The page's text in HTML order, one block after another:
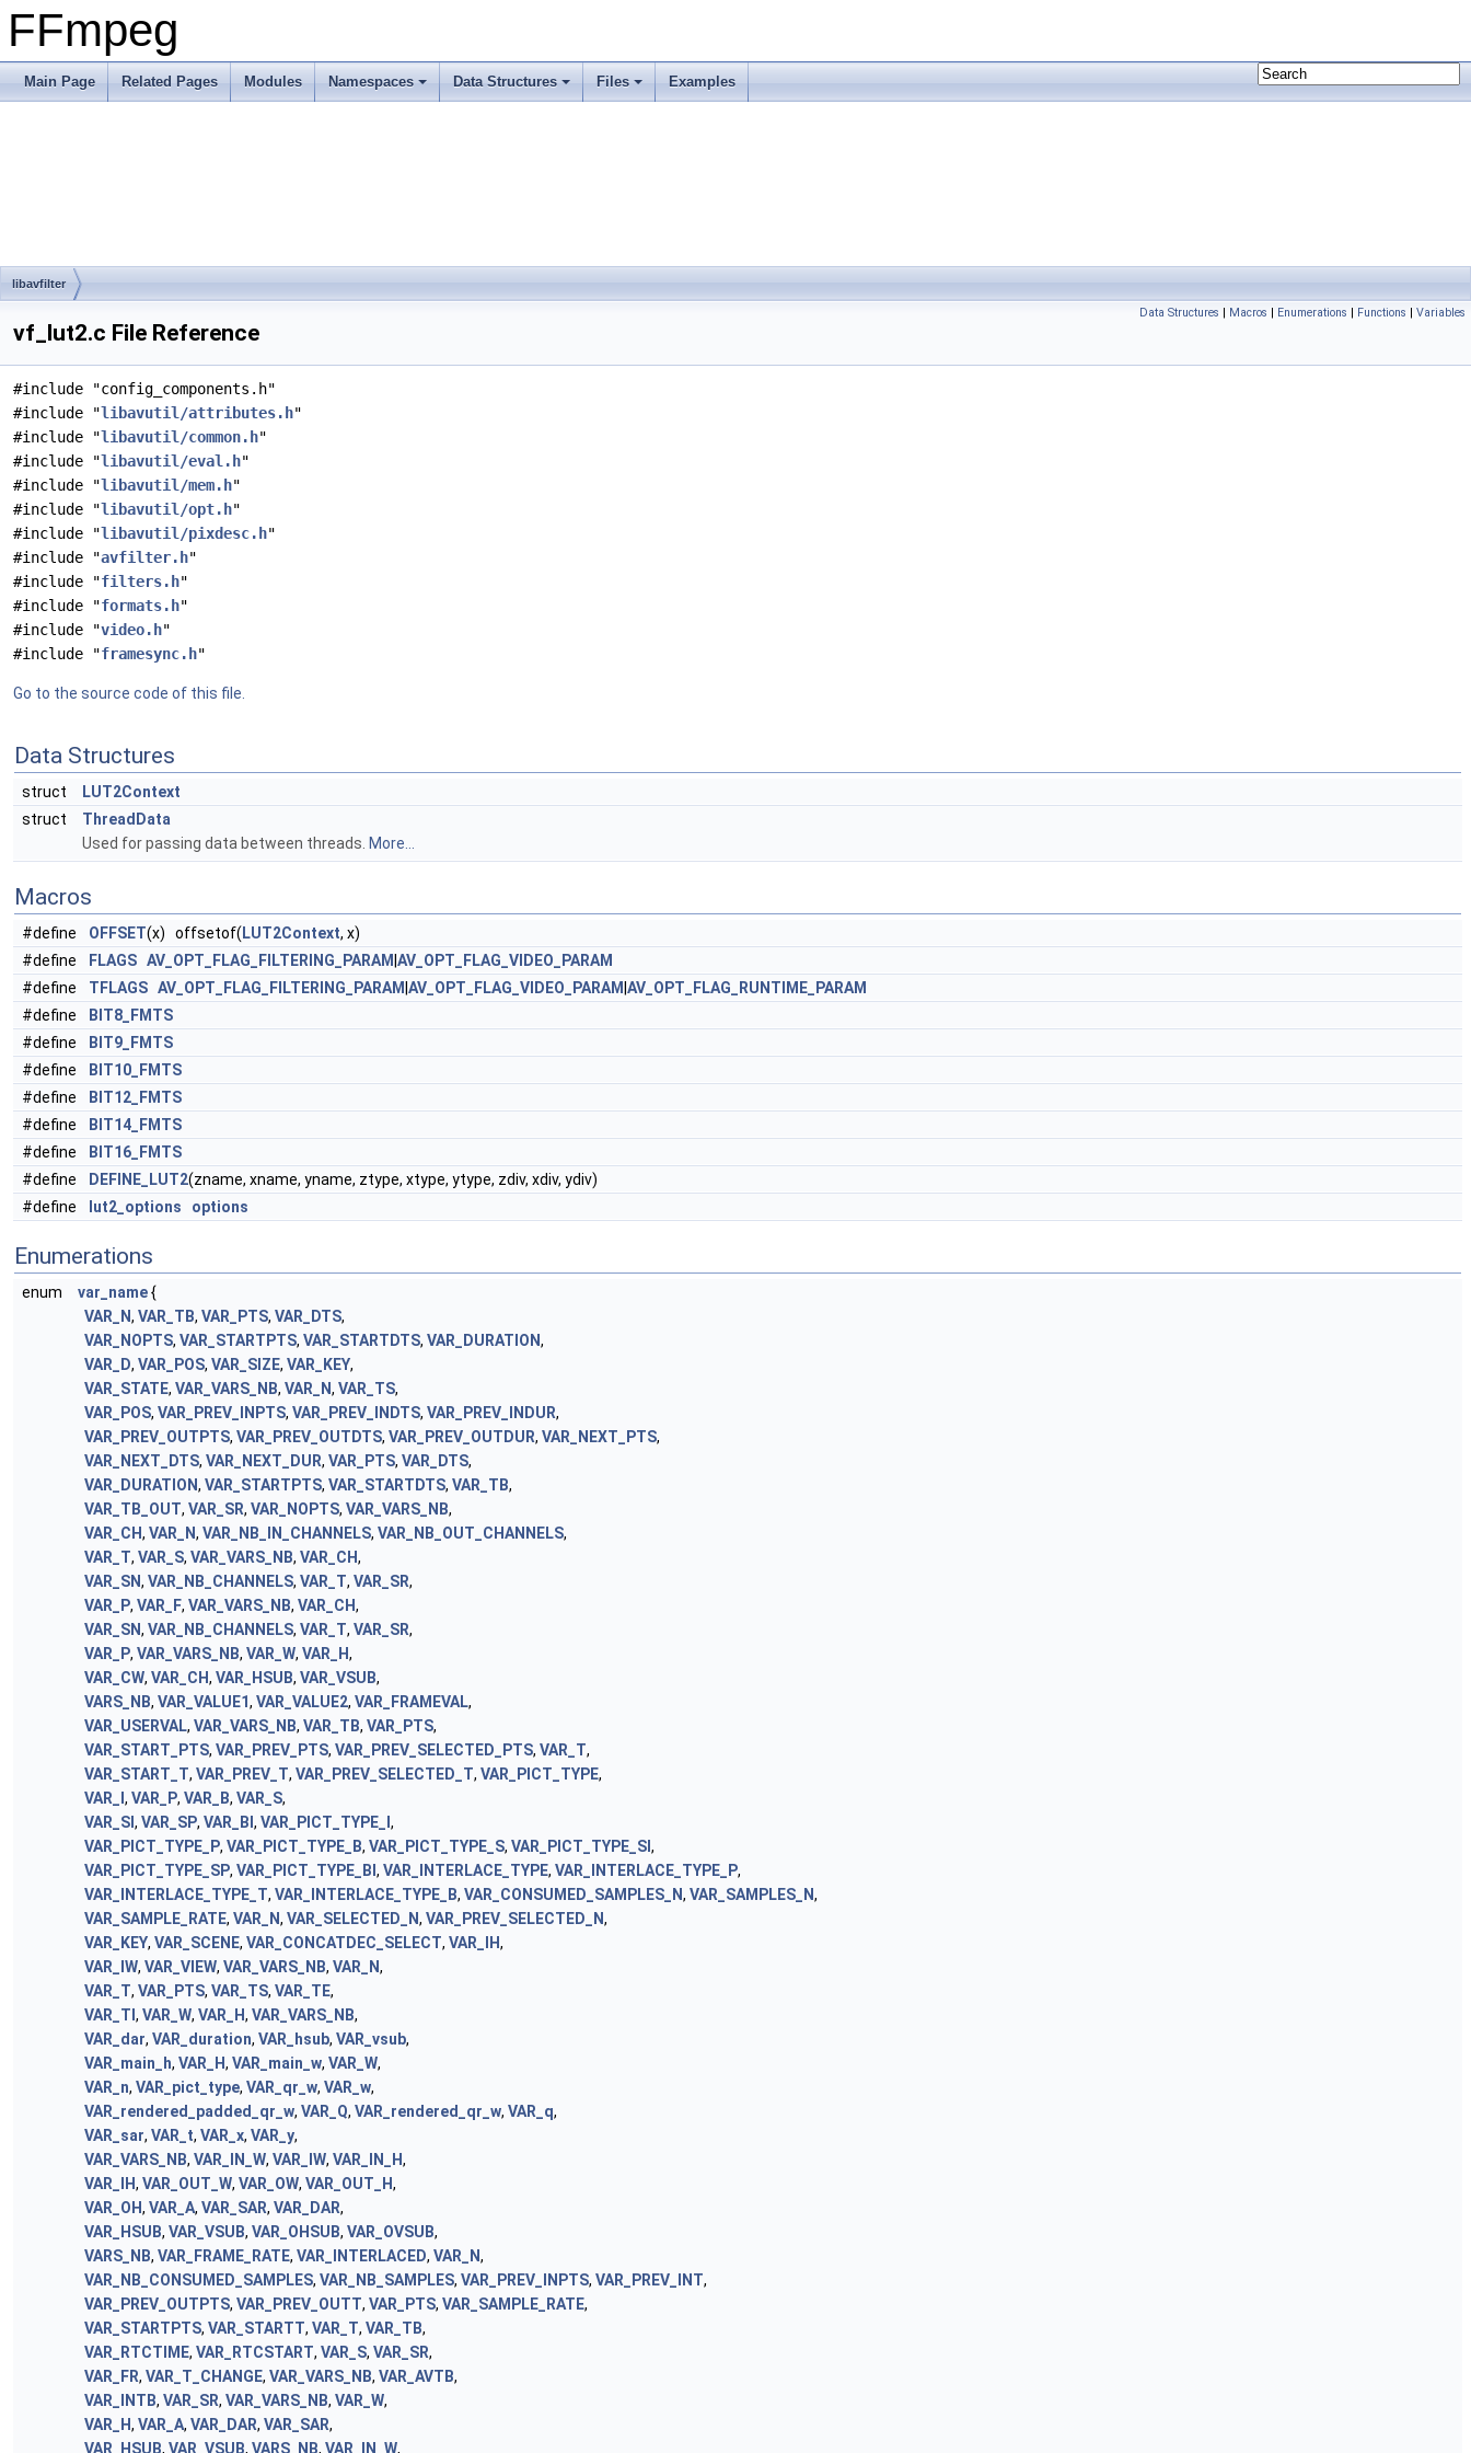
FFmpeg
Main Page Related Pages Modules Namespaces Data Structures Files Examples
libavfilter
Data Structures | Macros | Enumerations | Functions | Variables
vf_lut2.c File Reference
#include "config_components.h"
#include "libavutil/attributes.h"
#include "libavutil/common.h"
#include "libavutil/eval.h"
#include "libavutil/mem.h"
#include "libavutil/opt.h"
#include "libavutil/pixdesc.h"
#include "avfilter.h"
#include "filters.h"
#include "formats.h"
#include "video.h"
#include "framesync.h"
Go to the source code of this file.
Data Structures
struct
LUT2Context
struct
ThreadData
Used for passing data between threads. More...
Macros
#define OFFSET(x) offsetof( LUT2Context, x)
#define
FLAGS AV_OPT_FLAG_FILTERING_PARAM AV_OPT_FLAG_VIDEO_PARAM
#define
TFLAGS AV_OPT_FLAG_FILTERING_PARAM AV_OPT_FLAG_VIDEO_PARAM AV_OPT_FLAG_RUNTIME_PARAM
#define
BIT8_FMTS
#define
BIT9_FMTS
#define
BIT10_FMTS
#define
BIT12_FMTS
#define
BIT14_FMTS
#define
BIT16_FMTS
#define
DEFINE_LUT2(zname, xname, yname, ztype, xtype, ytype, zdiv, xdiv, ydiv)
#define
lut2_options options
Enumerations
enum var_name{
VAR_N, VAR_TB, VAR_PTS, VAR_DTS,
VAR_NOPTS, VAR_STARTPTS, VAR_STARTDTS, VAR_DURATION,
VAR_D, VAR_POS, VAR_SIZE, VAR_KEY,
VAR_STATE, VAR_VARS_NB, VAR_N, VAR_TS,
VAR_POS, VAR_PREV_INPTS, VAR_PREV_INDTS, VAR_PREV_INDUR,
VAR_PREV_OUTPTS, VAR_PREV_OUTDTS, VAR_PREV_OUTDUR, VAR_NEXT_PTS,
VAR_NEXT_DTS, VAR_NEXT_DUR, VAR_PTS, VAR_DTS,
VAR_DURATION, VAR_STARTPTS, VAR_STARTDTS, VAR_TB,
VAR_TB_OUT, VAR_SR, VAR_NOPTS, VAR_VARS_NB,
VAR_CH, VAR_N, VAR_NB_IN_CHANNELS, VAR_NB_OUT_CHANNELS,
VAR_T, VAR_S, VAR_VARS_NB, VAR_CH,
VAR_SN, VAR_NB_CHANNELS, VAR_T, VAR_SR,
VAR_P, VAR_F, VAR_VARS_NB, VAR_CH,
VAR_SN, VAR_NB_CHANNELS, VAR_T, VAR_SR,
VAR_P, VAR_VARS_NB, VAR_W, VAR_H,
VAR_CW, VAR_CH, VAR_HSUB, VAR_VSUB,
VARS_NB, VAR_VALUE1, VAR_VALUE2, VAR_FRAMEVAL,
VAR_USERVAL, VAR_VARS_NB, VAR_TB, VAR_PTS,
VAR_START_PTS, VAR_PREV_PTS, VAR_PREV_SELECTED_PTS, VAR_T,
VAR_START_T, VAR_PREV_T, VAR_PREV_SELECTED_T, VAR_PICT_TYPE,
VAR_I , VAR_P, VAR_B, VAR_S,
VAR_SI , VAR_SP, VAR_BI , VAR_PICT_TYPE_I ,
VAR_PICT_TYPE_P, VAR_PICT_TYPE_B, VAR_PICT_TYPE_S, VAR_PICT_TYPE_SI ,
VAR_PICT_TYPE_SP, VAR_PICT_TYPE_BI , VAR_INTERLACE_TYPE, VAR_INTERLACE_TYPE_P,
VAR_INTERLACE_TYPE_T, VAR_INTERLACE_TYPE_B, VAR_CONSUMED_SAMPLES_N, VAR_SAMPLES_N,
VAR_SAMPLE_RATE, VAR_N, VAR_SELECTED_N, VAR_PREV_SELECTED_N,
VAR_KEY, VAR_SCENE, VAR_CONCATDEC_SELECT, VAR_IH,
VAR_IW, VAR_VIEW, VAR_VARS_NB, VAR_N,
VAR_T, VAR_PTS, VAR_TS, VAR_TE,
VAR_TI , VAR_W, VAR_H, VAR_VARS_NB,
VAR_dar, VAR_duration, VAR_hsub, VAR_vsub,
VAR_main_h, VAR_H, VAR_main_w, VAR_W,
VAR_n, VAR_pict_type, VAR_qr_w, VAR_w,
VAR_rendered_padded_qr_w, VAR_Q, VAR_rendered_qr_w, VAR_q,
VAR_sar, VAR_t, VAR_x, VAR_y,
VAR_VARS_NB, VAR_IN_W, VAR_IW, VAR_IN_H,
VAR_IH, VAR_OUT_W, VAR_OW, VAR_OUT_H,
VAR_OH, VAR_A, VAR_SAR, VAR_DAR,
VAR_HSUB, VAR_VSUB, VAR_OHSUB, VAR_OVSUB,
VARS_NB, VAR_FRAME_RATE, VAR_INTERLACED, VAR_N,
VAR_NB_CONSUMED_SAMPLES, VAR_NB_SAMPLES, VAR_PREV_INPTS, VAR_PREV_INT,
VAR_PREV_OUTPTS, VAR_PREV_OUTT, VAR_PTS, VAR_SAMPLE_RATE,
VAR_STARTPTS, VAR_STARTT, VAR_T, VAR_TB,
VAR_RTCTIME, VAR_RTCSTART, VAR_S, VAR_SR,
VAR_FR, VAR_T_CHANGE, VAR_VARS_NB, VAR_AVTB,
VAR_INTB, VAR_SR, VAR_VARS_NB, VAR_W,
VAR_H, VAR_A, VAR_DAR, VAR_SAR,
VAR_HSUB, VAR_VSUB, VARS_NB, VAR_IN_W,